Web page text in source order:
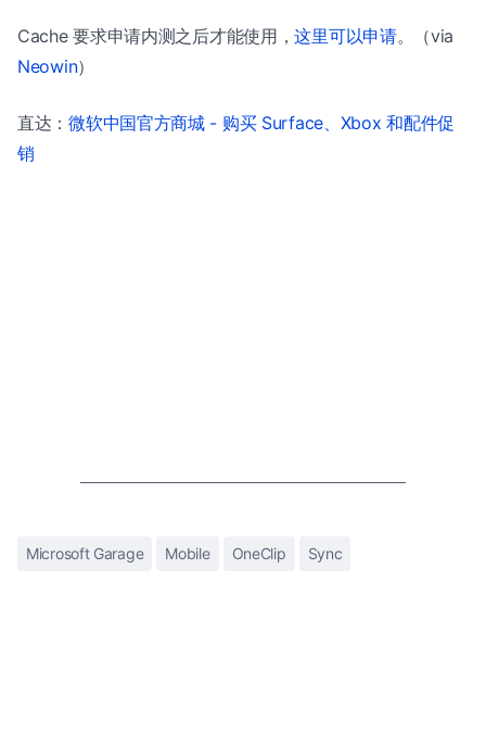
Cache 要求申请内测之后才能使用，这里可以申请。（via
Neowin）
直达：微软中国官方商城 - 购买 Surface、Xbox 和配件促
销
Microsoft Garage Mobile OneClip Sync